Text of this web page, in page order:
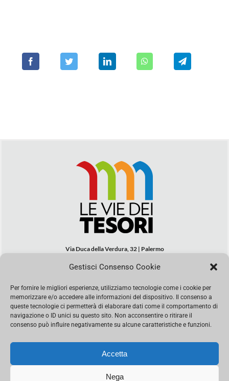
Gestisci Consenso Cookie
Per fornire le migliori esperienze, utilizziamo tecnologie come i cookie per
memorizzare e/o accedere alle informazioni del dispositivo. Il consenso a
queste tecnologie ci permetterà di elaborare dati come il comportamento di
navigazione o ID unici su questo sito. Non acconsentire o ritirare il
consenso può influire negativamente su alcune caratteristiche e funzioni.
Accetta
Nega
Via Duca della Verdura, 32 | Palermo
info@leviedeitesori.it
Direttore ResponsabileMarcello Barbaro– Aut. del tribunale di
Palermo n. 19 del 2017 iscrizione al roc numero 37003 Editore
Porta Felice Srl. Sede legale: Via Libertà 93 – 90143 Palermo
Società iscritta alla Camera di Commercio di Palermo Ufficio
065228208251 Capitale 10000 euro IV